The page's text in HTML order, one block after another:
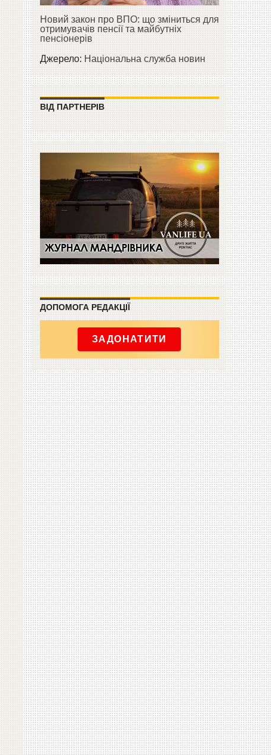
Новий закон про ВПО: що зміниться для
отримувачів пенсії та майбутніх
пенсіонерів
Джерело:Національна служба новин
ВІД ПАРТНЕРІВ
ДОПОМОГА РЕДАКЦІЇ
ЗАДОНАТИТИ